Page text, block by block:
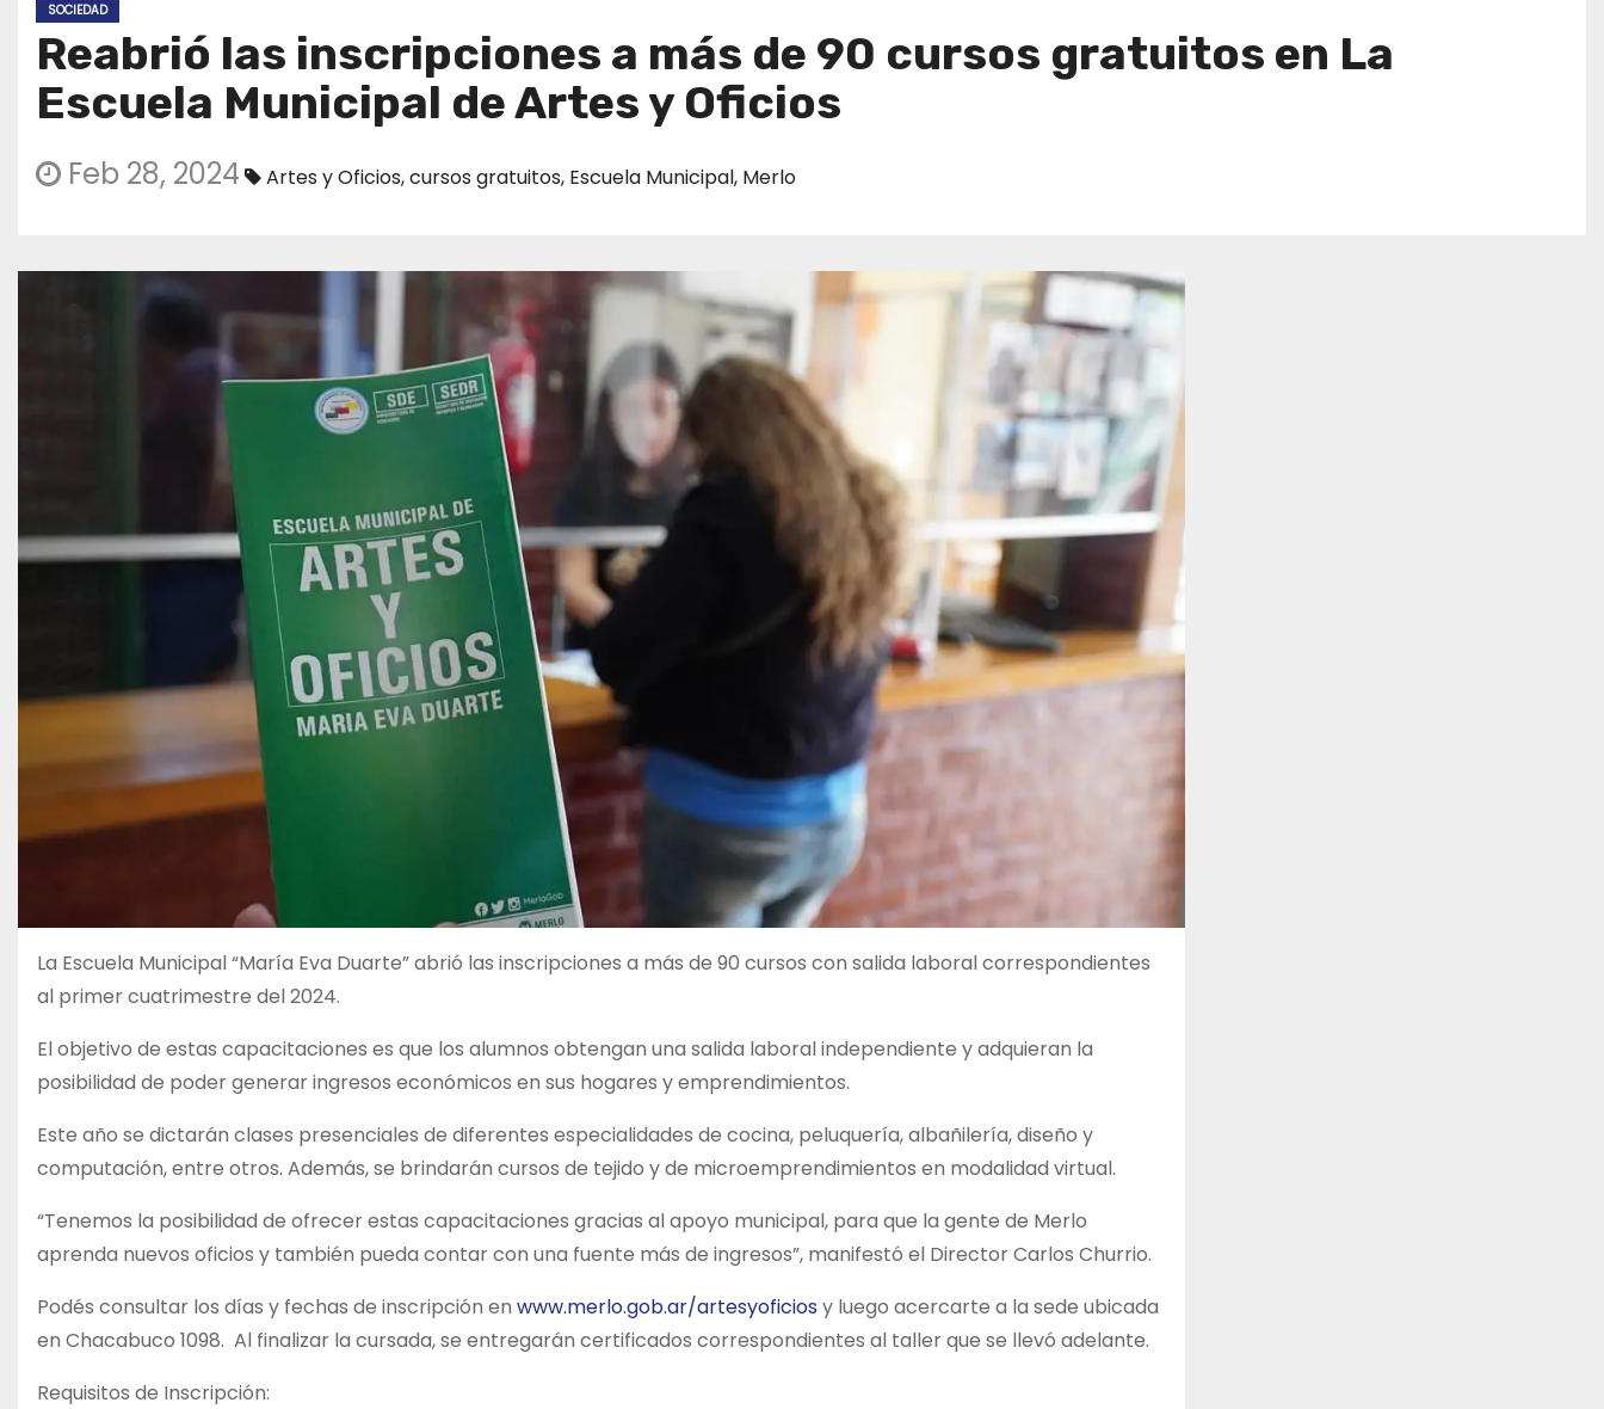
SOCIEDAD
Reabrió las inscripciones a más de 90 cursos gratuitos en La
Escuela Municipal de Artes y Oficios
Feb 28, 2024 Artes y Oficios,cursos gratuitos, Escuela Municipal, Merlo
La Escuela Municipal “María Eva Duarte” abrió las inscripciones a más de 90 cursos con salida laboral correspondientes
al primer cuatrimestre del 2024.
El objetivo de estas capacitaciones es que los alumnos obtengan una salida laboral independiente y adquieran la
posibilidad de poder generar ingresos económicos en sus hogares y emprendimientos.
Este año se dictarán clases presenciales de diferentes especialidades de cocina, peluquería, albañilería, diseño y
computación, entre otros. Además, se brindarán cursos de tejido y de microemprendimientos en modalidad virtual.
“Tenemos la posibilidad de ofrecer estas capacitaciones gracias al apoyo municipal, para que la gente de Merlo
aprenda nuevos oficios y también pueda contar con una fuente más de ingresos”, manifestó el Director Carlos Churrio.
Podés consultar los días y fechas de inscripción en www.merlo.gob.ar/artesyoficios y luego acercarte a la sede ubicada
en Chacabuco 1098. Al finalizar la cursada, se entregarán certificados correspondientes al taller que se llevó adelante.
Requisitos de Inscripción: